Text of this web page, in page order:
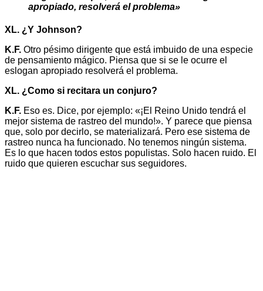
apropiado, resolverá el problema»
XL. ¿Y Johnson?
K.F. Otro pésimo dirigente que está imbuido de una especie
de pensamiento mágico. Piensa que si se le ocurre el
eslogan apropiado resolverá el problema.
XL. ¿Como si recitara un conjuro?
K.F. Eso es. Dice, por ejemplo: «¡El Reino Unido tendrá el
mejor sistema de rastreo del mundo!». Y parece que piensa
que, solo por decirlo, se materializará. Pero ese sistema de
rastreo nunca ha funcionado. No tenemos ningún sistema.
Es lo que hacen todos estos populistas. Solo hacen ruido. El
ruido que quieren escuchar sus seguidores.